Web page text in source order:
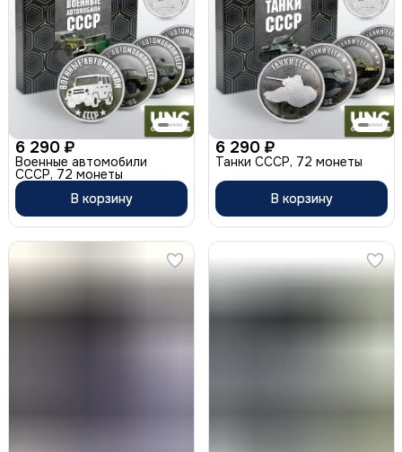
6 290 ₽
Военные автомобили
СССР, 72 монеты
В корзину
6 290 ₽
Танки СССР, 72 монеты
В корзину